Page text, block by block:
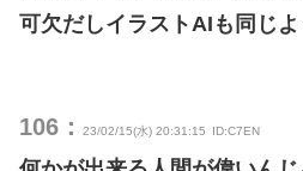
可欠だしイラストAIも同じ
106： 23/02/15(水) 20:31:15 ID:C7EN